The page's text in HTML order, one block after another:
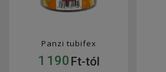
Panzi tubifex
1 190 Ft-tól